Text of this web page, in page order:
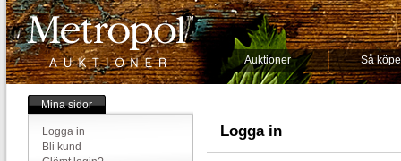
Auktioner Så
Mina sidor
Logga in
Bli kund
Logga in